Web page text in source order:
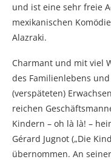
und ist eine sehr freie
mexikanischen
Alazraki.
Charmant und mit viel
des Familienlebens
(verspäteten)
reichen
Kindern – oh là là! –
Gérard Jugnot („Die
übernommen. An